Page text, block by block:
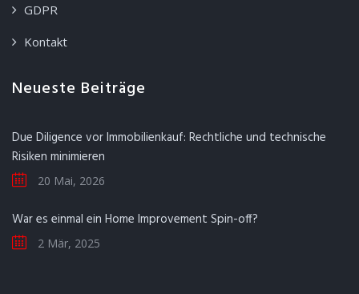
GDPR
Kontakt
Neueste Beiträge
Due Diligence vor Immobilienkauf: Rechtliche und technische
Risiken minimieren
20 Mai, 2026
War es einmal ein Home Improvement Spin-off?
2 Mär, 2025